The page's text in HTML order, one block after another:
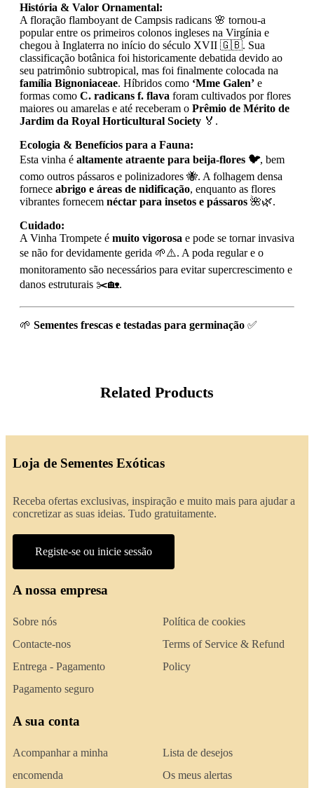
História & Valor Ornamental:
A floração flamboyant de Campsis radicans 🌸 tornou-a
popular entre os primeiros colonos ingleses na Virgínia e
chegou à Inglaterra no início do século XVII 🇬🇧. Sua
classificação botânica foi historicamente debatida devido ao
seu patrimônio subtropical, mas foi finalmente colocada na
família Bignoniaceae. Híbridos como ‘Mme Galen’ e
formas como C. radicans f. flava foram cultivados por flores
maiores ou amarelas e até receberam o Prêmio de Mérito de
Jardim da Royal Horticultural Society 🏅.
Ecologia & Benefícios para a Fauna:
Esta vinha é altamente atraente para beija-flores 🐦, bem
como outros pássaros e polinizadores 🐝. A folhagem densa
fornece abrigo e áreas de nidificação, enquanto as flores
vibrantes fornecem néctar para insetos e pássaros 🌺🌿.
Cuidado:
A Vinha Trompete é muito vigorosa e pode se tornar invasiva
se não for devidamente gerida 🌱⚠️. A poda regular e o
monitoramento são necessários para evitar supercrescimento e
danos estruturais ✂️🏡.
🌱 Sementes frescas e testadas para germinação ✅
Related Products
Loja de Sementes Exóticas
Receba ofertas exclusivas, inspiração e muito mais para ajudar a
concretizar as suas ideias. Tudo gratuitamente.
Registe-se ou inicie sessão
A nossa empresa
Sobre nós
Contacte-nos
Entrega - Pagamento
Pagamento seguro
Política de cookies
Terms of Service & Refund
Policy
A sua conta
Acompanhar a minha
encomenda
Lista de desejos
Os meus alertas